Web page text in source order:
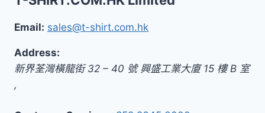
Email: sales@t-shirt.com.hk
Address:
新界荃灣橫龍街 32 – 40 號 興盛工業大廈 15 樓 B 室
,